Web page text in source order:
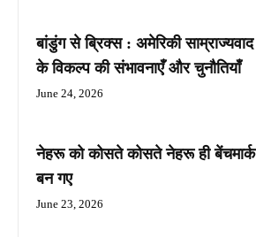
बांडुंग से ब्रिक्स : अमेरिकी साम्राज्यवाद
के विकल्प की संभावनाएँ और चुनौतियाँ
June 24, 2026
नेहरू को कोसते कोसते नेहरू ही बेंचमार्क
बन गए
June 23, 2026